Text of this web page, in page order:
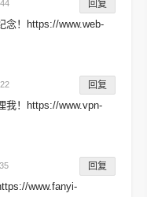
回复
念！https://www.web-
回复
我！https://www.vpn-
回复
www.fanyi-